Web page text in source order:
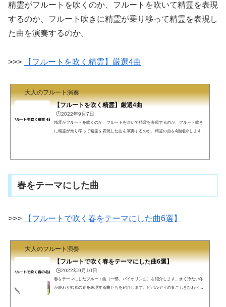
精霊がフルートを吹くのか、フルートを吹いて精霊を表現
するのか、フルート吹きに精霊が乗り移って精霊を表現し
た曲を演奏するのか。
>>> 【フルートを吹く精霊】厳選4曲
大人のフルート演奏
【フルートを吹く精霊】厳選4曲
🕒️2022年9月7日
精霊がフルートを吹くのか、フルートを吹いて精霊を表現するのか、フルート吹き
に精霊が乗り移って精霊を表現した曲を演奏するのか。精霊の曲を4曲紹介します。
品集の定番】「名曲31選」初級者向...
春をテーマにした曲
>>> 【フルートで吹く春をテーマにした曲6選】
大人のフルート演奏
【フルートで吹く春をテーマにした曲6選】
🕒️2022年9月10日
春をテーマにしたフルート曲（一部、バイオリン曲）を紹介します。永く冷たい冬
が終わり歓喜の春を表現する曲たちを紹介します。ビバルディの春ごしきひわベー